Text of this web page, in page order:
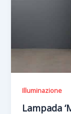
Illuminazione
Lampada